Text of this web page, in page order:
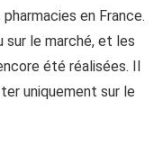
en France.
le marché, et les
été réalisées. Il
uniquement sur le